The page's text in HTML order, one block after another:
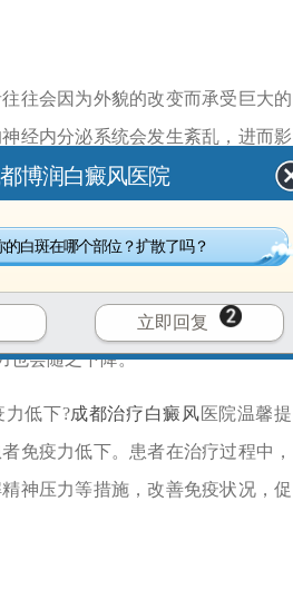
往会因为外貌的改变而承受巨大的
经内分泌系统会发生紊乱，进而影
的生物钟，影响免疫系统的自我
，使免疫细胞缺乏必要的营养支
也会随之下降。
力低下?成都治疗白癜风医院温馨提
免疫力低下。患者在治疗过程中，
神压力等措施，改善免疫状况，促
博润白癜风医院
的白斑在哪个部位？扩散了吗？
立即回复